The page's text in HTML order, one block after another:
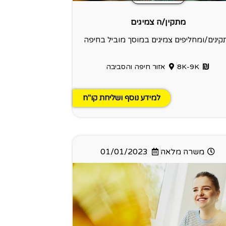
מתקין/ה צמיגים
ומחליפים צמיגים במוסך מוביל בחיפה
8K-9K אזור חיפה והסביבה
למידע נוסף ושליחת קו"ח
משרה מלאה 01/01/2023